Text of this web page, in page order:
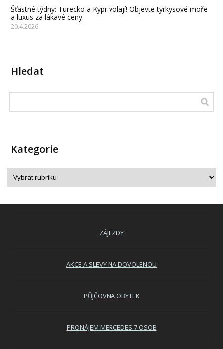
Šťastné týdny: Turecko a Kypr volají! Objevte tyrkysové moře
a luxus za lákavé ceny
20.4.2026
Hledat
Kategorie
ZÁJEZDY
AKCE A SLEVY NA DOVOLENOU
PŮJČOVNA OBYTEK
PRONÁJEM MERCEDES 7 OSOB